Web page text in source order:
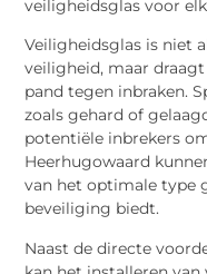
veiligheidsglas voor
Veiligheidsglas is niet
veiligheid, maar
pand tegen inbraken.
zoals gehard of
potentiële inbrekers
Heerhugowaard
van het optimale type
beveiliging biedt.
Naast de directe